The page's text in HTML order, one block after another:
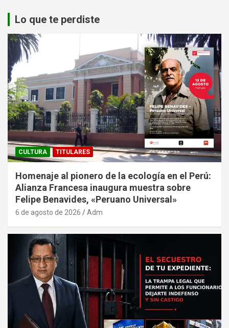
entradas
Lo que te perdiste
CULTURA TITULARES
Homenaje al pionero de la ecología en el Perú:
Alianza Francesa inaugura muestra sobre
Felipe Benavides, «Peruano Universal»
6 de agosto de 2026 Adm